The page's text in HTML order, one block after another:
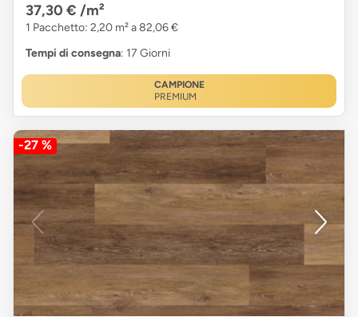
37,30 € /m²
1 Pacchetto: 2,20 m² a 82,06 €
Tempi di consegna: 17 Giorni
CAMPIONE
PREMIUM
-27 %